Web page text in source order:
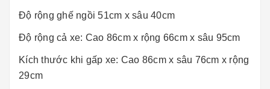
Độ rộng ghế ngồi 51cm x sâu 40cm
Độ rộng cả xe: Cao 86cm x rộng 66cm x sâu 95cm
Kích thước khi gấp xe: Cao 86cm x sâu 76cm x rộng
29cm